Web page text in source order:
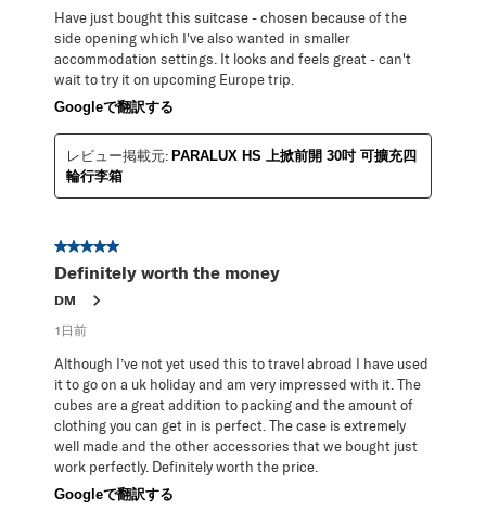
Have just bought this suitcase - chosen because of the
side opening which I've also wanted in smaller
accommodation settings. It looks and feels great - can't
wait to try it on upcoming Europe trip.
Googleで翻訳する
レビュー掲載元: PARALUX HS 上掀前開 30吋 可擴充四
輪行李箱
星5／5個です。
Definitely worth the money
DM
1日前
Although I’ve not yet used this to travel abroad I have used
it to go on a uk holiday and am very impressed with it. The
cubes are a great addition to packing and the amount of
clothing you can get in is perfect. The case is extremely
well made and the other accessories that we bought just
work perfectly. Definitely worth the price.
Googleで翻訳する